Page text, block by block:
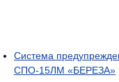
Система
СПО-15ЛМ «БЕРЕЗА»